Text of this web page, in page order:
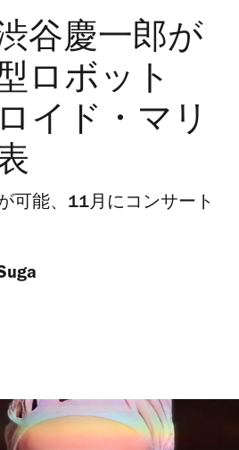
谷慶一郎が
ロボット
イド・マリ
可能、11月にコンサート